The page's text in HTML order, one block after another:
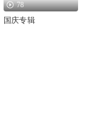
78
国庆专辑